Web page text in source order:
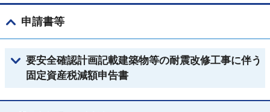
申請書等
要安全確認計画記載建築物等の耐震改修工事に伴う
固定資産税減額申告書